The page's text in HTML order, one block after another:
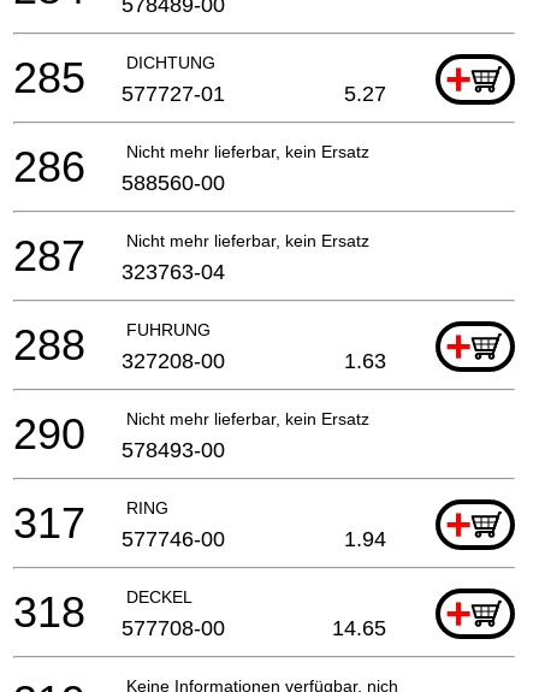
DICHTUNG +
285 577727-01 5.27
Nicht mehr lieferbar, kein Ersatz
286 588560-00
Nicht mehr lieferbar, kein Ersatz
287 323763-04
FUHRUNG +
288 327208-00 1.63
Nicht mehr lieferbar, kein Ersatz
290 578493-00
RING +
317 577746-00 1.94
DECKEL +
318 577708-00 14.65
Keine Informationen verfügbar, nicht bestellbar